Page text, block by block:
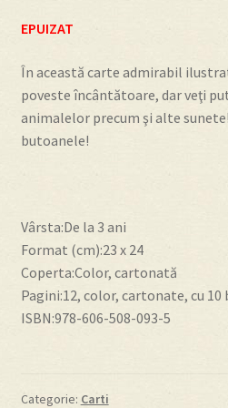
Despre
EPUIZAT
În această carte admirabil
poveste încântătoare, dar veţi
animalelor precum şi alte
butoanele!
Vârsta:De la 3 ani
Format (cm):23 x 24
Coperta:Color, cartonată
Pagini:12, color, cartonate, cu
ISBN:978-606-508-093-5
Categorie: Carti